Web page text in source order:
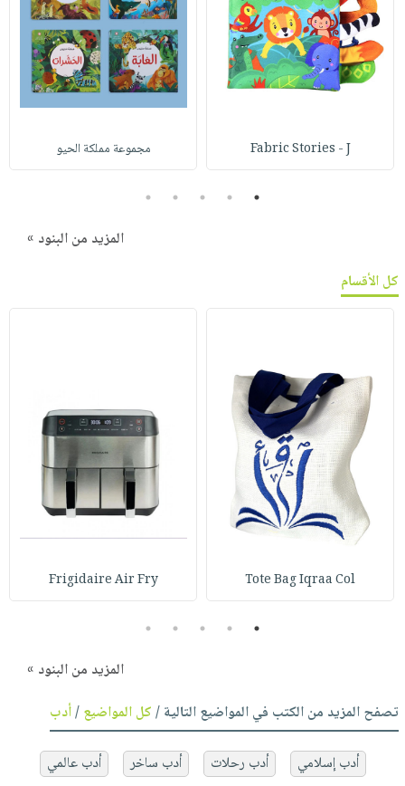
Fabric Stories - J مجموعة مملكة الحيو
1
2
3
4
5
المزيد من البنود »
كل الأقسام
Tote Bag Iqraa Col
Frigidaire Air Fry
1
2
3
4
5
المزيد من البنود »
تصفح المزيد من الكتب في المواضيع التالية /كل المواضيع/أدب
أدب إسلامي أدب رحلات أدب ساخر
أدب عالمي